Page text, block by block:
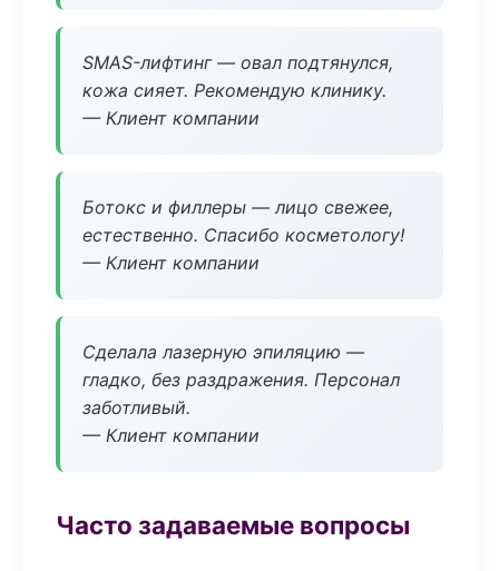
SMAS-лифтинг — овал подтянулся,
кожа сияет. Рекомендую клинику.
— Клиент компании
Ботокс и филлеры — лицо свежее,
естественно. Спасибо косметологу!
— Клиент компании
Сделала лазерную эпиляцию —
гладко, без раздражения. Персонал
заботливый.
— Клиент компании
Часто задаваемые вопросы